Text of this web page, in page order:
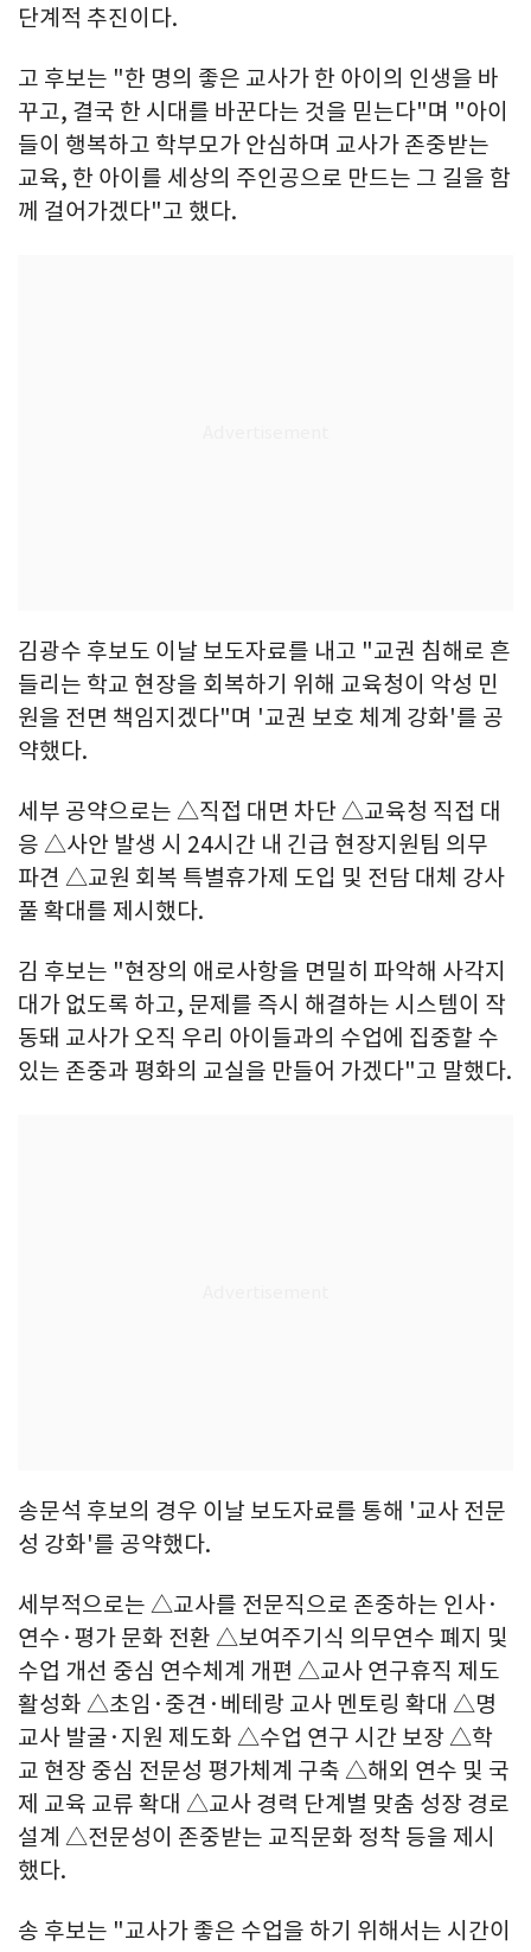
단계적 추진이다.
고 후보는 "한 명의 좋은 교사가 한 아이의 인생을 바
꾸고, 결국 한 시대를 바꾼다는 것을 믿는다"며 "아이
들이 행복하고 학부모가 안심하며 교사가 존중받는
교육, 한 아이를 세상의 주인공으로 만드는 그 길을 함
께 걸어가겠다"고 했다.
김광수 후보도 이날 보도자료를 내고 "교권 침해로 흔
들리는 학교 현장을 회복하기 위해 교육청이 악성 민
원을 전면 책임지겠다"며 '교권 보호 체계 강화'를 공
약했다.
세부 공약으로는 △직접 대면 차단 △교육청 직접 대
응 △사안 발생 시 24시간 내 긴급 현장지원팀 의무
파견 △교원 회복 특별휴가제 도입 및 전담 대체 강사
풀 확대를 제시했다.
김 후보는 "현장의 애로사항을 면밀히 파악해 사각지
대가 없도록 하고, 문제를 즉시 해결하는 시스템이 작
동돼 교사가 오직 우리 아이들과의 수업에 집중할 수
있는 존중과 평화의 교실을 만들어 가겠다"고 말했다.
송문석 후보의 경우 이날 보도자료를 통해 '교사 전문
성 강화'를 공약했다.
세부적으로는 △교사를 전문직으로 존중하는 인사·
연수·평가 문화 전환 △보여주기식 의무연수 폐지 및
수업 개선 중심 연수체계 개편 △교사 연구휴직 제도
활성화 △초임·중견·베테랑 교사 멘토링 확대 △명
교사 발굴·지원 제도화 △수업 연구 시간 보장 △학
교 현장 중심 전문성 평가체계 구축 △해외 연수 및 국
제 교육 교류 확대 △교사 경력 단계별 맞춤 성장 경로
설계 △전문성이 존중받는 교직문화 정착 등을 제시
했다.
송 후보는 "교사가 좋은 수업을 하기 위해서는 시간이